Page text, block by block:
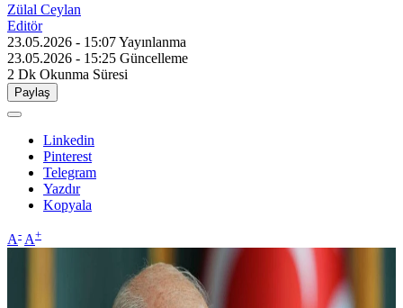
Zülal Ceylan
Editör
23.05.2026 - 15:07Yayınlanma
23.05.2026 - 15:25 Güncelleme
2 Dk Okunma Süresi
Paylaş
Linkedin
Pinterest
Telegram
Yazdır
Kopyala
A- A+